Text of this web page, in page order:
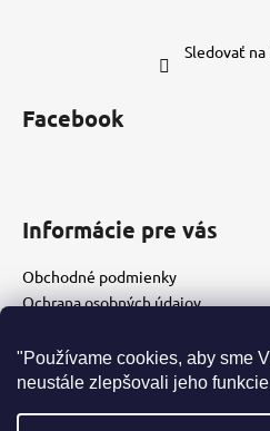
"Používame cookies, aby sme
neustále zlepšovali jeho
Sledovať
Facebook
Informácie pre vás
Obchodné podmienky
Ochrana osobných údajov
Doprava a platba
Cookies